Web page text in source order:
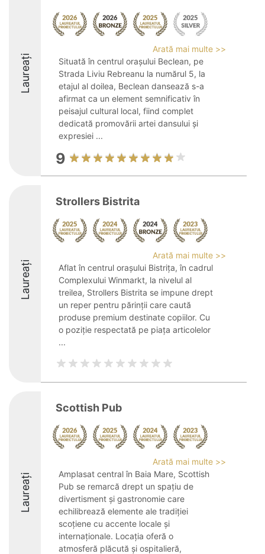
Laureați
Arată mai multe >>
Situată în centrul orașului Beclean, pe
Strada Liviu Rebreanu la numărul 5, la
etajul al doilea, Beclean dansează s-a
afirmat ca un element semnificativ în
peisajul cultural local, fiind complet
dedicată promovării artei dansului și
expresiei ...
9
Laureați
Strollers Bistrita
Arată mai multe >>
Aflat în centrul orașului Bistrița, în cadrul
Complexului Winmarkt, la nivelul al
treilea, Strollers Bistrita se impune drept
un reper pentru părinții care caută
produse premium destinate copiilor. Cu
o poziție respectată pe piața articolelor
...
Laureați
Scottish Pub
Arată mai multe >>
Amplasat central în Baia Mare, Scottish
Pub se remarcă drept un spațiu de
divertisment și gastronomie care
echilibrează elemente ale tradiției
scoțiene cu accente locale și
internaționale. Locația oferă o
atmosferă plăcută și ospitalieră,